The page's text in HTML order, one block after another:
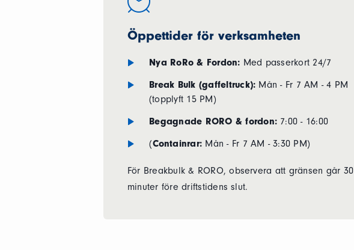
Öppettider för verksamheten
Nya RoRo & Fordon: Med passerkort 24/7
Break Bulk (gaffeltruck): Mån - Fr 7 AM - 4 PM
(topplyft 15 PM)
Begagnade RORO & fordon: 7:00 - 16:00
(Containrar: Mån - Fr 7 AM - 3:30 PM)
För Breakbulk & RORO, observera att gränsen går 30
minuter före driftstidens slut.